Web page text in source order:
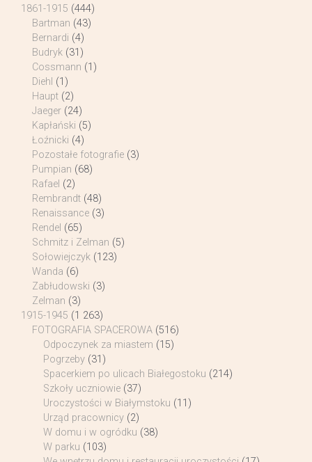
1861-1915 (444)
Bartman (43)
Bernardi (4)
Budryk (31)
Cossmann (1)
Diehl (1)
Haupt (2)
Jaeger (24)
Kapłański (5)
Łoźnicki (4)
Pozostałe fotografie (3)
Pumpian (68)
Rafael (2)
Rembrandt (48)
Renaissance (3)
Rendel (65)
Schmitz i Zelman (5)
Sołowiejczyk (123)
Wanda (6)
Zabłudowski (3)
Zelman (3)
1915-1945 (1 263)
FOTOGRAFIA SPACEROWA (516)
Odpoczynek za miastem (15)
Pogrzeby (31)
Spacerkiem po ulicach Białegostoku (214)
Szkoły uczniowie (37)
Uroczystości w Białymstoku (11)
Urząd pracownicy (2)
W domu i w ogródku (38)
W parku (103)